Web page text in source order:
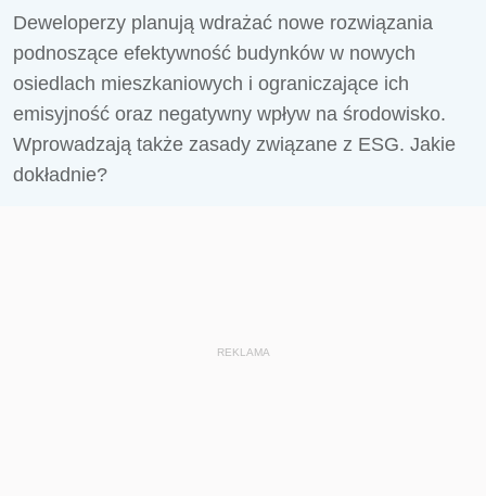
Deweloperzy planują wdrażać nowe rozwiązania
podnoszące efektywność budynków w nowych
osiedlach mieszkaniowych i ograniczające ich
emisyjność oraz negatywny wpływ na środowisko.
Wprowadzają także zasady związane z ESG. Jakie
dokładnie?
REKLAMA